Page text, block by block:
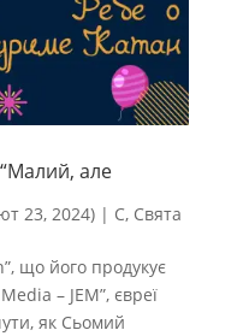
але
23, 2024)| С, Свята
що його продукує
– JEM”, євреї
як Сьомий